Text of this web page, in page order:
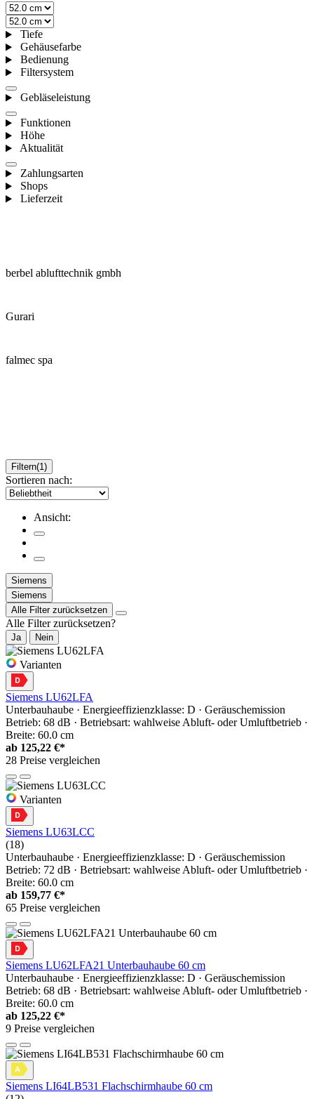
Tiefe
Gehäusefarbe
Bedienung
Filtersystem
Gebläseleistung
Funktionen
Höhe
Aktualität
Zahlungsarten
Shops
Lieferzeit
berbel ablufttechnik gmbh
Gurari
falmec spa
Filtern(1)
Sortieren nach:
Ansicht:
Siemens
Siemens
Alle Filter zurücksetzen
Alle Filter zurücksetzen?
Ja Nein
Varianten
Siemens LU62LFA
Unterbauhaube · Energieeffizienzklasse: D · Geräuschemission
Betrieb: 68 dB · Betriebsart: wahlweise Abluft- oder Umluftbetrieb ·
Breite: 60.0 cm
ab 125,22 €*
28 Preise vergleichen
Varianten
Siemens LU63LCC
(18)
Unterbauhaube · Energieeffizienzklasse: D · Geräuschemission
Betrieb: 72 dB · Betriebsart: wahlweise Abluft- oder Umluftbetrieb ·
Breite: 60.0 cm
ab 159,77 €*
65 Preise vergleichen
Siemens LU62LFA21 Unterbauhaube 60 cm
Unterbauhaube · Energieeffizienzklasse: D · Geräuschemission
Betrieb: 68 dB · Betriebsart: wahlweise Abluft- oder Umluftbetrieb ·
Breite: 60.0 cm
ab 125,22 €*
9 Preise vergleichen
Siemens LI64LB531 Flachschirmhaube 60 cm